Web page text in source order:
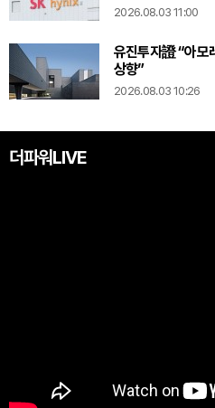
2026.08.03 11:00
유진투자證 “아모
상향”
2026.08.03 10:26
더파워LIVE